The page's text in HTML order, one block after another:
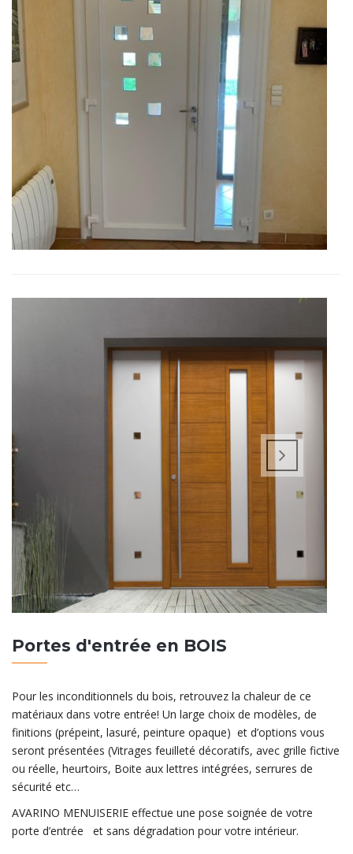
Portes d'entrée en BOIS
Pour les inconditionnels du bois, retrouvez la chaleur de ce
matériaux dans votre entrée! Un large choix de modèles, de
finitions (prépeint, lasuré, peinture opaque) et d’options vous
seront présentées (Vitrages feuilleté décoratifs, avec grille fictive
ou réelle, heurtoirs, Boite aux lettres intégrées, serrures de
sécurité etc…
AVARINO MENUISERIE effectue une pose soignée de votre
porte d’entrée et sans dégradation pour votre intérieur.